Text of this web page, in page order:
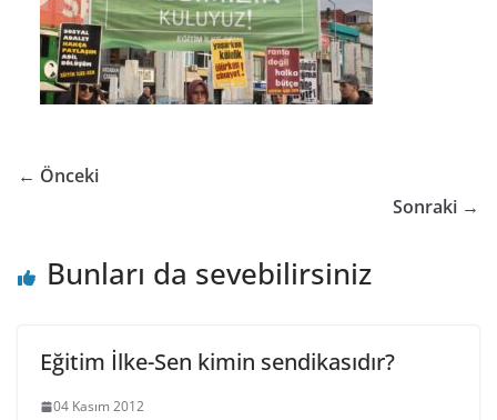
← Önceki
Sonraki →
Bunları da sevebilirsiniz
Eğitim İlke-Sen kimin sendikasıdır?
04 Kasım 2012